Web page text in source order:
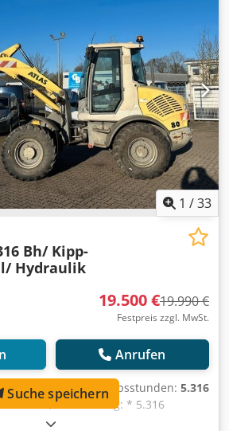
10.500 kg • GG.: 15.500 kg
14.11.2022 Weitere
Aowmpfpsbioha • Klimaautomatik •
Radio • Komfortsitz • Automatik-
Maschine, wurde immer
durch Fachwerkstatt !! - 1. Hand! -
und Zwischenverkauf vorbehaltlich!
1 /33
Bh/ Kipp-
Hydraulik
19.500 €19.990 €
Festpreis zzgl. MwSt.
Anrufen
Baujahr: 2005 , Betriebsstunden: 5.316
, Ausstattung: * 5.316
53,5 kw * 20 KM/H *
Suche speichern